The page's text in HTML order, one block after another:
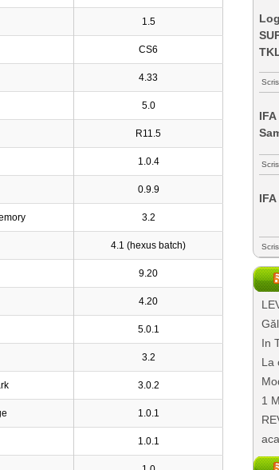
1.5
CS6
4.33
5.0
R11.5
1.0.4
0.9.9
3.2
4.1 (hexus batch)
9.20
4.20
5.0.1
3.2
3.0.2
1.0.1
1.0.1
In
La
1